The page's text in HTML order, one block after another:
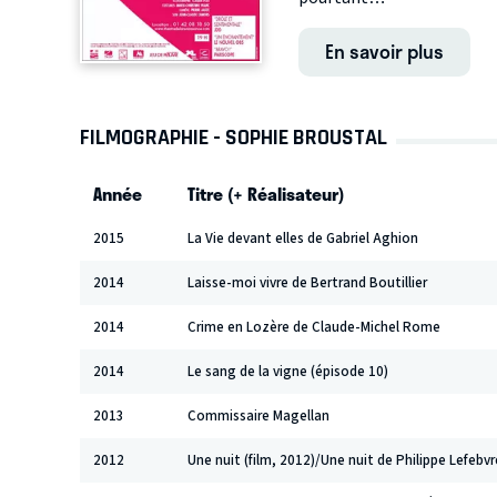
En savoir plus
FILMOGRAPHIE - SOPHIE BROUSTAL
Année Titre (+ Réalisateur)
2015 La Vie devant elles de Gabriel Aghion
2014 Laisse-moi vivre de Bertrand Boutillier
2014 Crime en Lozère de Claude-Michel Rome
2014 Le sang de la vigne (épisode 10)
2013 Commissaire Magellan
2012 Une nuit (film, 2012)/Une nuit de Philippe